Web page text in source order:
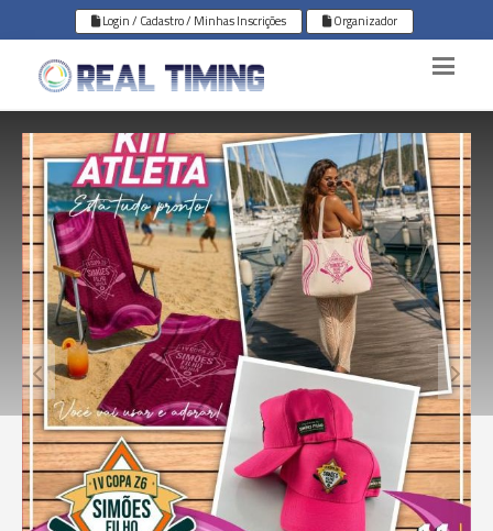
Login / Cadastro / Minhas Inscrições Organizador